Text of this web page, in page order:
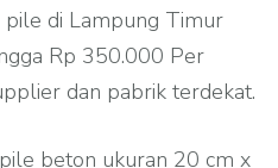
pile di Lampung Timur
Rp 350.000 Per
dan pabrik terdekat.
beton ukuran 20 cm x